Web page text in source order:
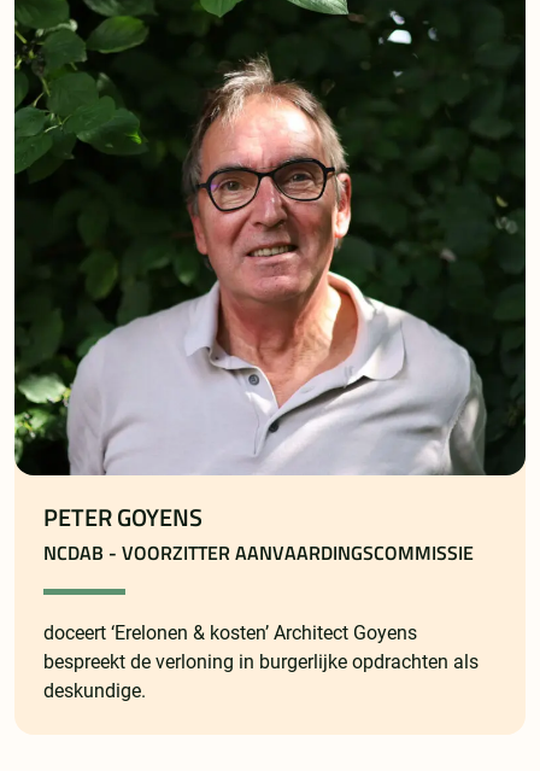
PETER GOYENS
NCDAB - VOORZITTER AANVAARDINGSCOMMISSIE
doceert ‘Erelonen & kosten’ Architect Goyens
bespreekt de verloning in burgerlijke opdrachten als
deskundige.